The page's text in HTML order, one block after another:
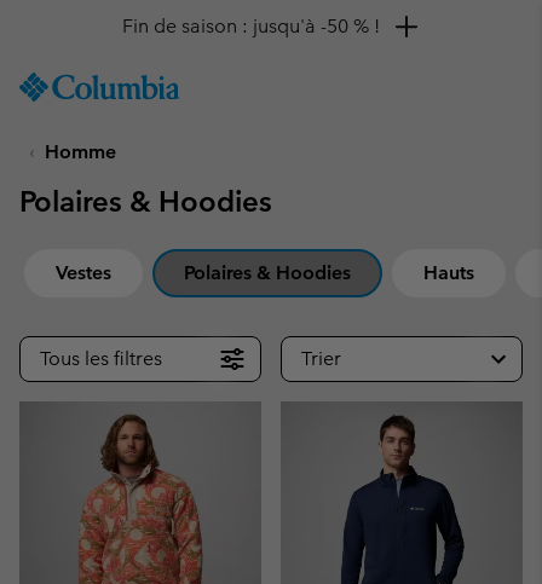
TO
SKIP
MAIN
SKIP
Remise de 10 % à saisir
Homme
Polaires & Hoodies
Vestes Polaires & Hoodies Hauts
Tous les filtres Trier